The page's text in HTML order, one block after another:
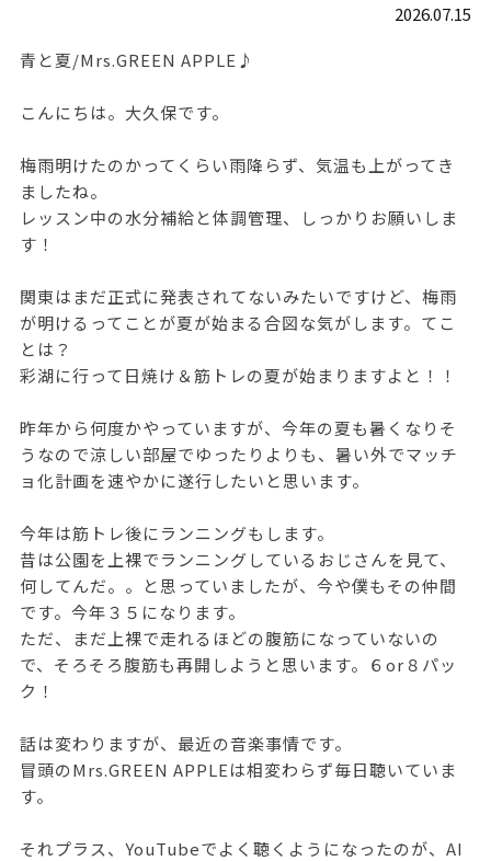
2026.07.15
青と夏/Mrs.GREEN APPLE♪
こんにちは。大久保です。
梅雨明けたのかってくらい雨降らず、気温も上がってき
ましたね。
レッスン中の水分補給と体調管理、しっかりお願いしま
す！
関東はまだ正式に発表されてないみたいですけど、梅雨
が明けるってことが夏が始まる合図な気がします。てこ
とは？
彩湖に行って日焼け＆筋トレの夏が始まりますよと！！
昨年から何度かやっていますが、今年の夏も暑くなりそ
うなので涼しい部屋でゆったりよりも、暑い外でマッチ
ョ化計画を速やかに遂行したいと思います。
今年は筋トレ後にランニングもします。
昔は公園を上裸でランニングしているおじさんを見て、
何してんだ。。と思っていましたが、今や僕もその仲間
です。今年３５になります。
ただ、まだ上裸で走れるほどの腹筋になっていないの
で、そろそろ腹筋も再開しようと思います。６or８パッ
ク！
話は変わりますが、最近の音楽事情です。
冒頭のMrs.GREEN APPLEは相変わらず毎日聴いていま
す。
それプラス、YouTubeでよく聴くようになったのが、AI